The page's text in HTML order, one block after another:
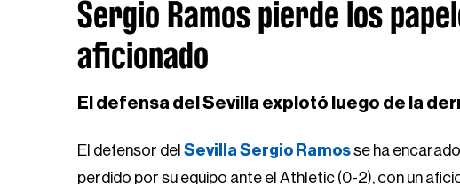
Sergio Ramos pierde los
aficionado
El defensa del Sevilla explotó luego de la
El defensor del Sevilla Sergio Ramosse ha
perdido por su equipo ante el Athletic (0-2), con un